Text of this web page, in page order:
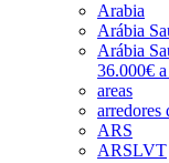
Arabia
Arábia
Arábia
36.000€
areas
arredores
ARS
ARSLVT